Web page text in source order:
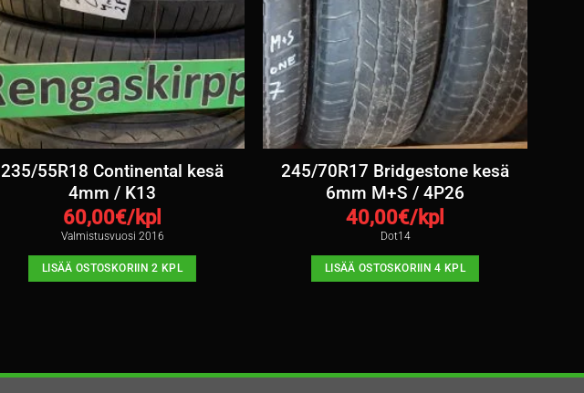
235/55R18 Continental kesä
4mm / K13
60,00€/kpl
Valmistusvuosi 2016
LISÄÄ OSTOSKORIIN 2 KPL
245/70R17 Bridgestone kesä
6mm M+S / 4P26
40,00€/kpl
Dot14
LISÄÄ OSTOSKORIIN 4 KPL